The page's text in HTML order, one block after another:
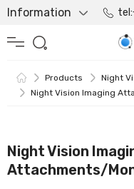
Information
Products
Night
Night Vision Imaging
Night Vision
Attachments/